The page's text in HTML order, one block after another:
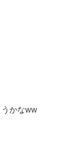
かなww